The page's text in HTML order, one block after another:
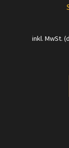
inkl. MwSt.